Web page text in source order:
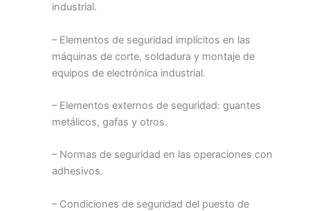
industrial.
– Elementos de seguridad implícitos en las
máquinas de corte, soldadura y montaje de
equipos de electrónica industrial.
– Elementos externos de seguridad: guantes
metálicos, gafas y otros.
– Normas de seguridad en las operaciones con
adhesivos.
– Condiciones de seguridad del puesto de